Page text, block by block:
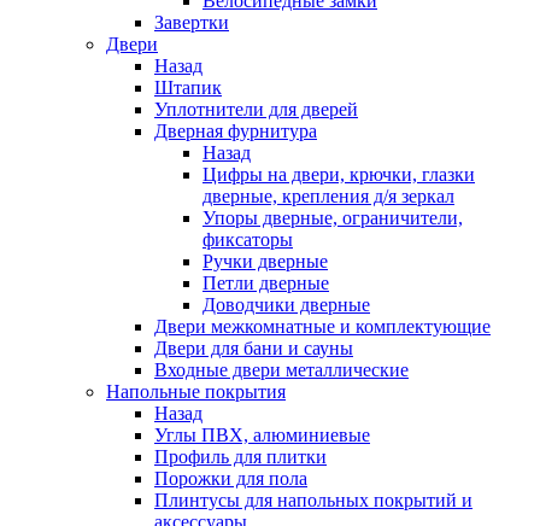
Завертки
Двери
Назад
Штапик
Уплотнители для дверей
Дверная фурнитура
Назад
Цифры на двери, крючки, глазки
дверные, крепления д/я зеркал
Упоры дверные, ограничители,
фиксаторы
Ручки дверные
Петли дверные
Доводчики дверные
Двери межкомнатные и комплектующие
Двери для бани и сауны
Входные двери металлические
Напольные покрытия
Назад
Углы ПВХ, алюминиевые
Профиль для плитки
Порожки для пола
Плинтусы для напольных покрытий и
аксессуары